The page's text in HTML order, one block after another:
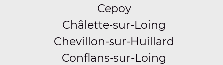
Cepoy
Châlette-sur-Loing
Chevillon-sur-Huillard
Conflans-sur-Loing